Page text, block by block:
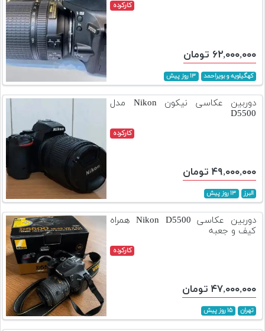
کارکرده
۶۲,۰۰۰,۰۰۰ تومان
کهگیلویه و بویراحمد ۱۳ روز پیش
دوربین عکاسی نیکون Nikon مدل
D5500
کارکرده
۴۹,۰۰۰,۰۰۰ تومان
البرز ۱۳ روز پیش
دوربین عکاسی Nikon D5500 همراه
کیف و جعبه
کارکرده
۴۷,۰۰۰,۰۰۰ تومان
تهران ۱۵ روز پیش